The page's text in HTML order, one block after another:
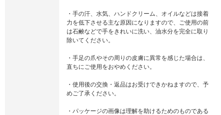
・手の汗、水気、ハンドクリーム、オイルなどは接着
力を低下させる主な原因になりますので、ご使用の前
は石鹸などで手をきれいに洗い、油水分を完全に取り
除いてください。
・手足の爪やその周りの皮膚に異常を感じた場合は、
直ちにご使用をおやめください。
・使用後の交換・返品はお受けできかねますので、予
めご了承ください。
・パッケージの画像は理解を助けるためのものである